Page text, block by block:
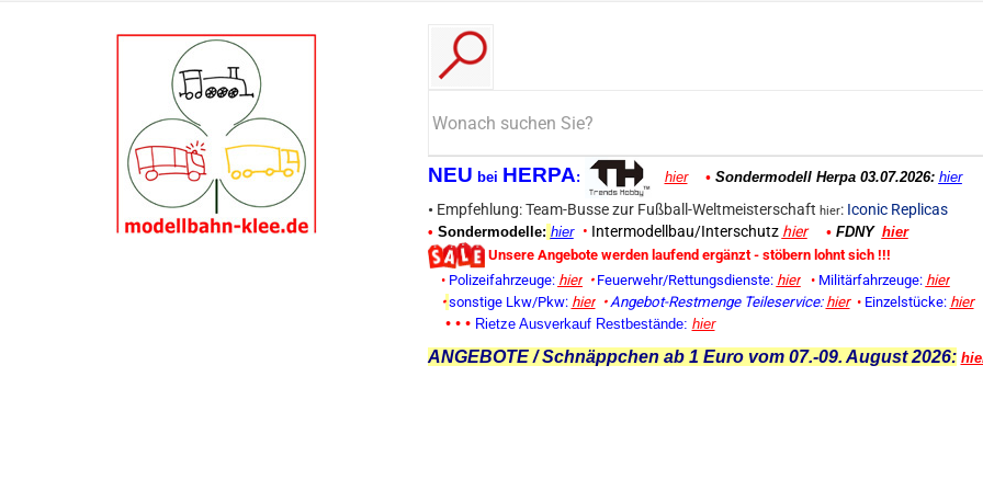
NEU bei HERPA: hier • Sondermodell Herpa 03.07.2026: hier
• Empfehlung: Team-Busse zur Fußball-Weltmeisterschaft hier: Iconic Replicas
• Sondermodelle: hier • Intermodellbau/Interschutz hier • FDNY hier
Unsere Angebote werden laufend ergänzt - stöbern lohnt sich !!!
•Polizeifahrzeuge: hier • Feuerwehr/Rettungsdienste: hier • Militärfahrzeuge: hier
• sonstige Lkw/Pkw: hier • Angebot-Restmenge Teileservice: hier • Einzelstücke: hier
• • • Rietze Ausverkauf Restbestände: hier
ANGEBOTE / Schnäppchen ab 1 Euro vom 07.-09. August 2026: